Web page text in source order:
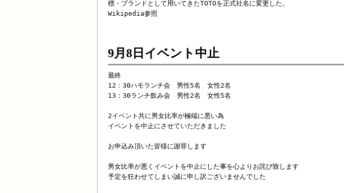
標・ブランドとして用いてきたTOTOを正式社名に変更した。
Wikipedia参照
9月8日イベント中止
最終
12：30ハモランチ会 男性5名 女性2名
13：30ランチ飲み会 男性2名 女性5名
2イベント共に男女比率が極端に悪い為
イベントを中止にさせていただきました
お申込み頂いた皆様に謝罪します
男女比率が悪くイベントを中止にした事を心よりお詫び致します
予定を狂わせてしまい誠に申し訳ございませんでした